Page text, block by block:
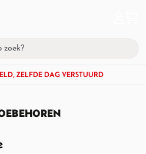
ZELFDE DAG VERSTUURD